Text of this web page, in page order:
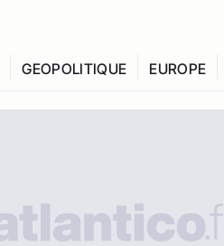
GEOPOLITIQUE EUROPE